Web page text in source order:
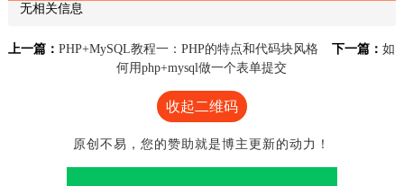
无相关信息
上一篇：PHP+MySQL教程一：PHP的特点和代码块风格 下一篇：如
何用php+mysql做一个表单提交
收起二维码
原创不易，您的赞助就是博主更新的动力！